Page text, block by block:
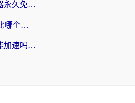
海外党必看：应用加速器永久免费版真的存在吗？教你选对回国加速器无缝刷国内资源
穿梭VPN和海牛VPN对比哪个回国效果更好？海外华人亲测3款热门加速器+避坑指南
在国外用加速器对国内能加速吗？海外党亲测有效的无缝访问指南